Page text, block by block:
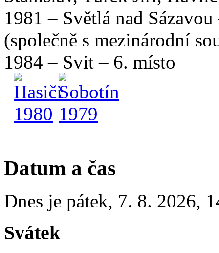
1981 – Světlá nad
(společně s mezinárodní
1984 – Svit – 6. místo
Datum a čas
Dnes je pátek, 7. 8. 2026,
Svátek